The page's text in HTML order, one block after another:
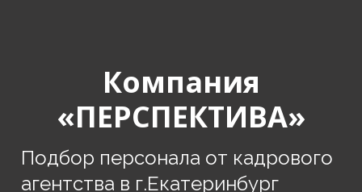
Подбор персонала от кадрового
агентства в г.Екатеринбург
Компания
«ПЕРСПЕКТИВА»